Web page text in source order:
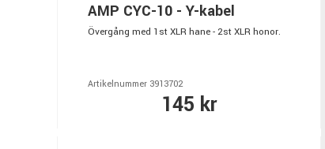
AMP CYC-10 - Y-kabel
Övergång med 1st XLR hane - 2st XLR honor.
Artikelnummer 3913702
145 kr